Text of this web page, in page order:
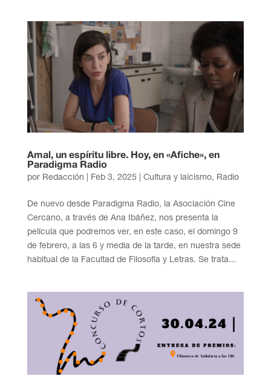
Amal, un espíritu libre. Hoy, en «Afiche», en
Paradigma Radio
por Redacción Feb 3, 2025 Cultura y laicismo, Radio
De nuevo desde Paradigma Radio, la Asociación Cine
Cercano, a través de Ana Ibáñez, nos presenta la
película que podremos ver, en este caso, el domingo 9
de febrero, a las 6 y media de la tarde, en nuestra sede
habitual de la Facultad de Filosofía y Letras. Se trata...